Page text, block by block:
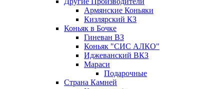
Армянские Коньяки
Кизлярский КЗ
Коньяк в Бочке
Гиневан ВЗ
Коньяк "СИС АЛКО"
Иджеванский ВКЗ
Мараси
Подарочные
Страна Камней